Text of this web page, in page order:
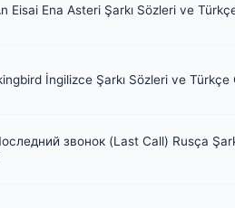
Eisai Ena Asteri Şarkı Sözleri ve
İngilizce Şarkı Sözleri ve Türkçe
звонок (Last Call) Rusça